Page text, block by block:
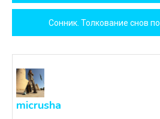
по
записям
Сонник. Толкование снов
micrusha